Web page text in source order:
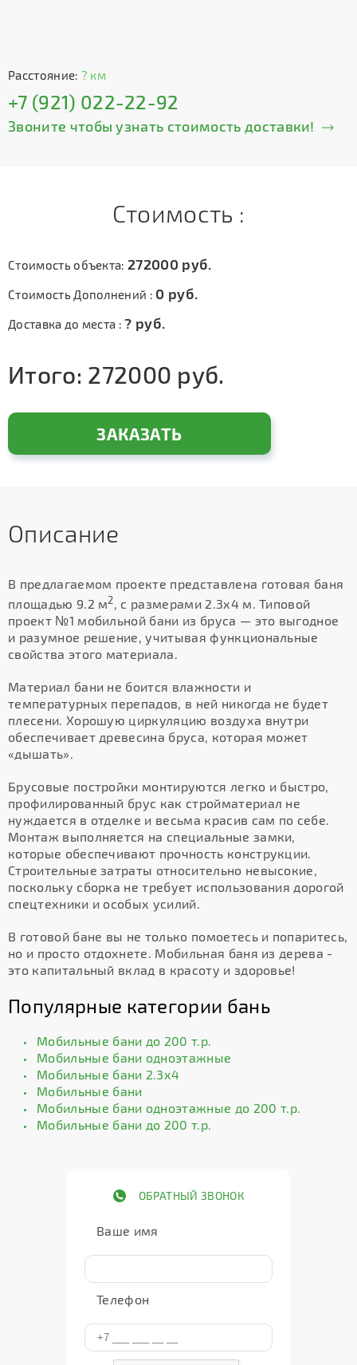
Расстояние: ? км
+7 (921) 022-22-92
Звоните чтобы узнать стоимость доставки!
Стоимость :
Стоимость объекта: 272000 руб.
Стоимость Дополнений : 0 руб.
Доставка до места :? руб.
Итого: 272000 руб.
ЗАКАЗАТЬ
Описание
В предлагаемом проекте представлена готовая баня
площадью 9.2 м2, с размерами 2.3х4 м. Типовой
проект №1 мобильной бани из бруса — это выгодное
и разумное решение, учитывая функциональные
свойства этого материала.
Материал бани не боится влажности и
температурных перепадов, в ней никогда не будет
плесени. Хорошую циркуляцию воздуха внутри
обеспечивает древесина бруса, которая может
«дышать».
Брусовые постройки монтируются легко и быстро,
профилированный брус как стройматериал не
нуждается в отделке и весьма красив сам по себе.
Монтаж выполняется на специальные замки,
которые обеспечивают прочность конструкции.
Строительные затраты относительно невысокие,
поскольку сборка не требует использования дорогой
спецтехники и особых усилий.
В готовой бане вы не только помоетесь и попаритесь,
но и просто отдохнете. Мобильная баня из дерева -
это капитальный вклад в красоту и здоровье!
Популярные категории бань
Мобильные бани до 200 т.р.
Мобильные бани одноэтажные
Мобильные бани 2.3х4
Мобильные бани
Мобильные бани одноэтажные до 200 т.р.
Мобильные бани до 200 т.р.
ОБРАТНЫЙ ЗВОНОК
Ваше имя
Телефон